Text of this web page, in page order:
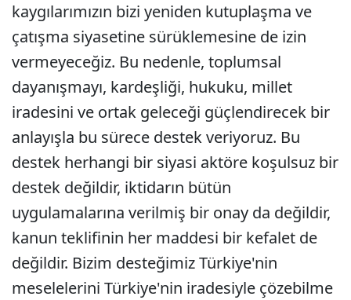
kaygılarımızın bizi yeniden kutuplaşma ve
çatışma siyasetine sürüklemesine de izin
vermeyeceğiz. Bu nedenle, toplumsal
dayanışmayı, kardeşliği, hukuku, millet
iradesini ve ortak geleceği güçlendirecek bir
anlayışla bu sürece destek veriyoruz. Bu
destek herhangi bir siyasi aktöre koşulsuz bir
destek değildir, iktidarın bütün
uygulamalarına verilmiş bir onay da değildir,
kanun teklifinin her maddesi bir kefalet de
değildir. Bizim desteğimiz Türkiye'nin
meselelerini Türkiye'nin iradesiyle çözebilme